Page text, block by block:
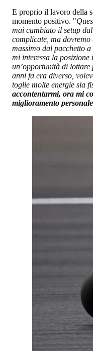
E proprio il lavoro della
momento positivo. "
mai cambiato il setup
complicate, ma
massimo dal pacchetto
mi interessa la
un’opportunità di
anni fa era diverso,
toglie molte energie sia
accontentarmi, ora mi
miglioramento